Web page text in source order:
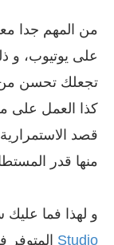
من المهم جدا
على يوتيوب، و
تجعلك تحسن من
كذا العمل على
قصد
منها قدر
و لهذا فما عليك
Studio المتوفر